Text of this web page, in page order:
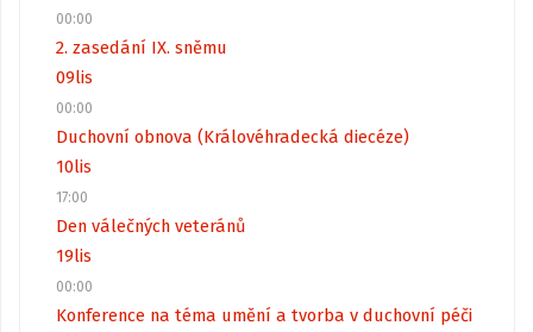
00:00
2. zasedání IX. sněmu
09lis
00:00
Duchovní obnova (Královéhradecká diecéze)
10lis
17:00
Den válečných veteránů
19lis
00:00
Konference na téma umění a tvorba v duchovní péči